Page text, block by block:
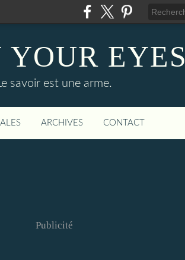
YOUR EYES
savoir est une arme.
ARCHIVES CONTACT
Publicité